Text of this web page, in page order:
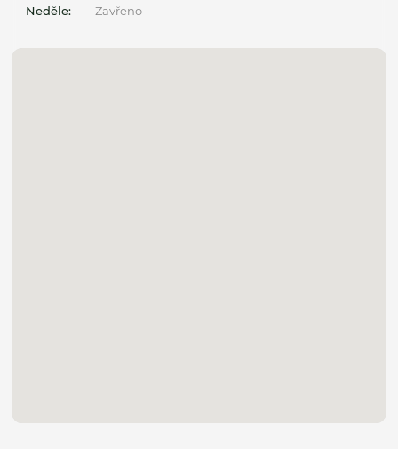
Neděle: Zavřeno